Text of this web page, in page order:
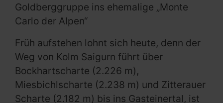
Goldberggruppe ins ehemalige „Monte
Carlo der Alpen“
Früh aufstehen lohnt sich heute, denn der
Weg von Kolm Saigurn führt über
Bockhartscharte (2.226 m),
Miesbichlscharte (2.238 m) und Zitterauer
Scharte (2.182 m) bis ins Gasteinertal, ist